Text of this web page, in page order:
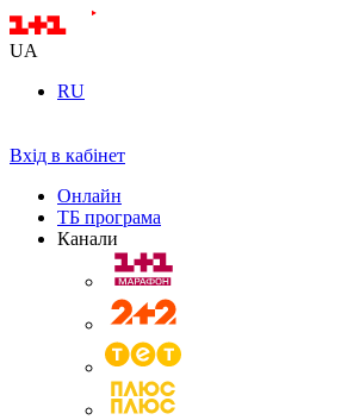
UA
RU
Вхід в кабінет
Онлайн
ТБ програма
Канали